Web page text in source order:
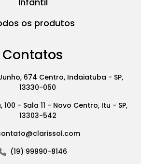
os produtos
Contatos
674 Centro, Indaiatuba - SP,
13330-050
100 - Sala 11 - Novo Centro, Itu - SP,
13303-542
(19) 99990-8146